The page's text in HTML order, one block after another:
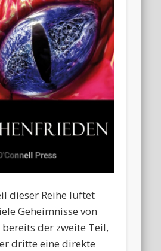
dieser Reihe lüftet
Geheimnisse von
der zweite Teil,
dritte eine direkte